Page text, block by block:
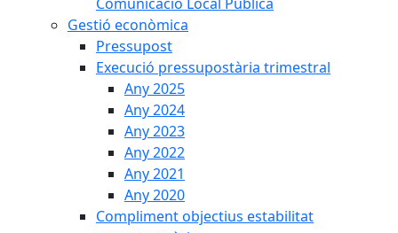
Gestió econòmica
Pressupost
Execució pressupostària trimestral
Any 2025
Any 2024
Any 2023
Any 2022
Any 2021
Any 2020
Compliment objectius estabilitat